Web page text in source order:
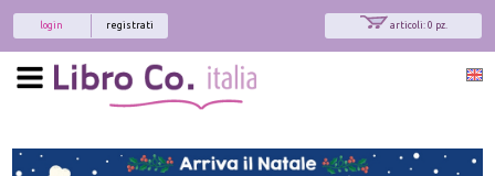
articoli: 0 pz.
registrati
login